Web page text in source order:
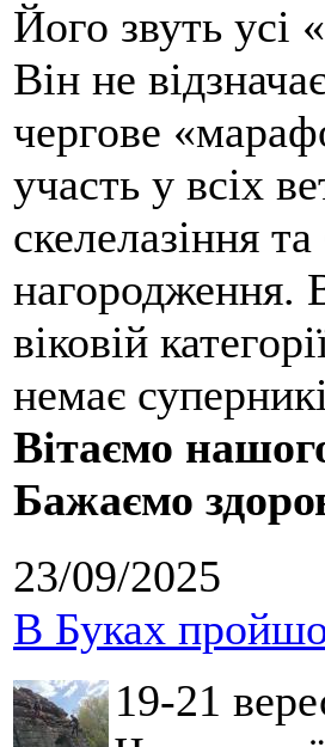
Його звуть усі
Він не
чергове
участь у всіх
скелелазіння
нагородження.
віковій
немає
Вітаємо
Бажаємо
23/09/2025
В Буках
19-21